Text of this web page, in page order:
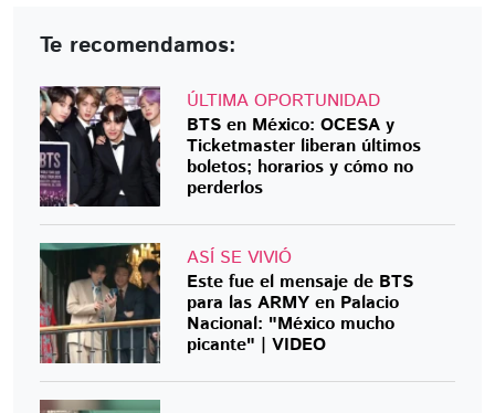
Te recomendamos:
ÚLTIMA OPORTUNIDAD
BTS en México: OCESA y
Ticketmaster liberan últimos
boletos; horarios y cómo no
perderlos
ASÍ SE VIVIÓ
Este fue el mensaje de BTS
para las ARMY en Palacio
Nacional: "México mucho
picante" | VIDEO